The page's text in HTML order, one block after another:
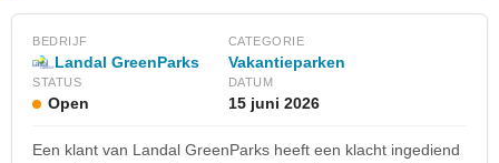
BEDRIJF
Landal GreenParks
CATEGORIE
Vakantieparken
STATUS
Open
DATUM
15 juni 2026
Een klant van Landal GreenParks heeft een klacht ingediend